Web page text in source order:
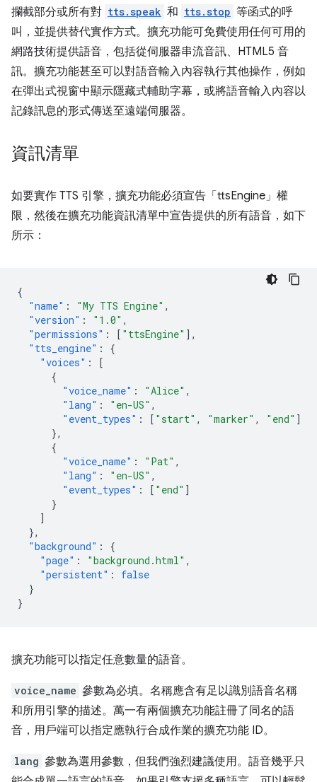
攔截部分或所有對 tts.speak 和 tts.stop 等函式的呼
叫，並提供替代實作方式。擴充功能可免費使用任何可用的
網路技術提供語音，包括從伺服器串流音訊、HTML5 音
訊。擴充功能甚至可以對語音輸入內容執行其他操作，例如
在彈出式視窗中顯示隱藏式輔助字幕，或將語音輸入內容以
記錄訊息的形式傳送至遠端伺服器。
資訊清單
如要實作 TTS 引擎，擴充功能必須宣告「ttsEngine」權
限，然後在擴充功能資訊清單中宣告提供的所有語音，如下
所示：
{
"name" : "My TTS Engine" ,
"version" : "1.0" ,
"permissions" : [ "ttsEngine" ],
"tts_engine" :
{
"voices" :
[
{
"voice_name" : "Alice" ,
"lang" : "en-US" ,
"event_types" : [ "start" , "marker" , "end" ]
},
{
"voice_name" : "Pat" ,
"lang" : "en-US" ,
"event_types" : [ "end" ]
}
]
},
"background" :
{
"page" : "background.html" ,
"persistent" :
false
}
}
擴充功能可以指定任意數量的語音。
voice_name 參數為必填。名稱應含有足以識別語音名稱
和所用引擎的描述。萬一有兩個擴充功能註冊了同名的語
音，用戶端可以指定應執行合成作業的擴充功能 ID。
lang 參數為選用參數，但我們強烈建議使用。語音幾乎只